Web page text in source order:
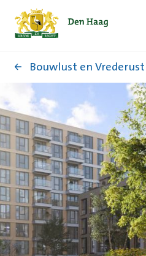
Bouwlust en Vrederust